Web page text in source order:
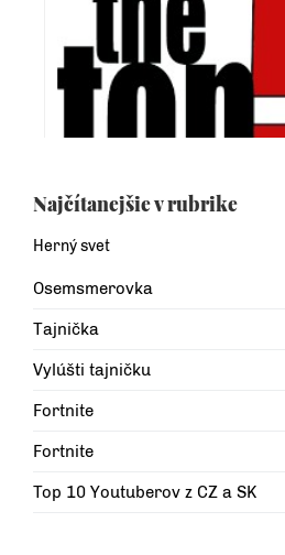
Najčítanejšie v rubrike
Herný svet
Osemsmerovka
Tajnička
Vylúšti tajničku
Fortnite
Fortnite
Top 10 Youtuberov z CZ a SK